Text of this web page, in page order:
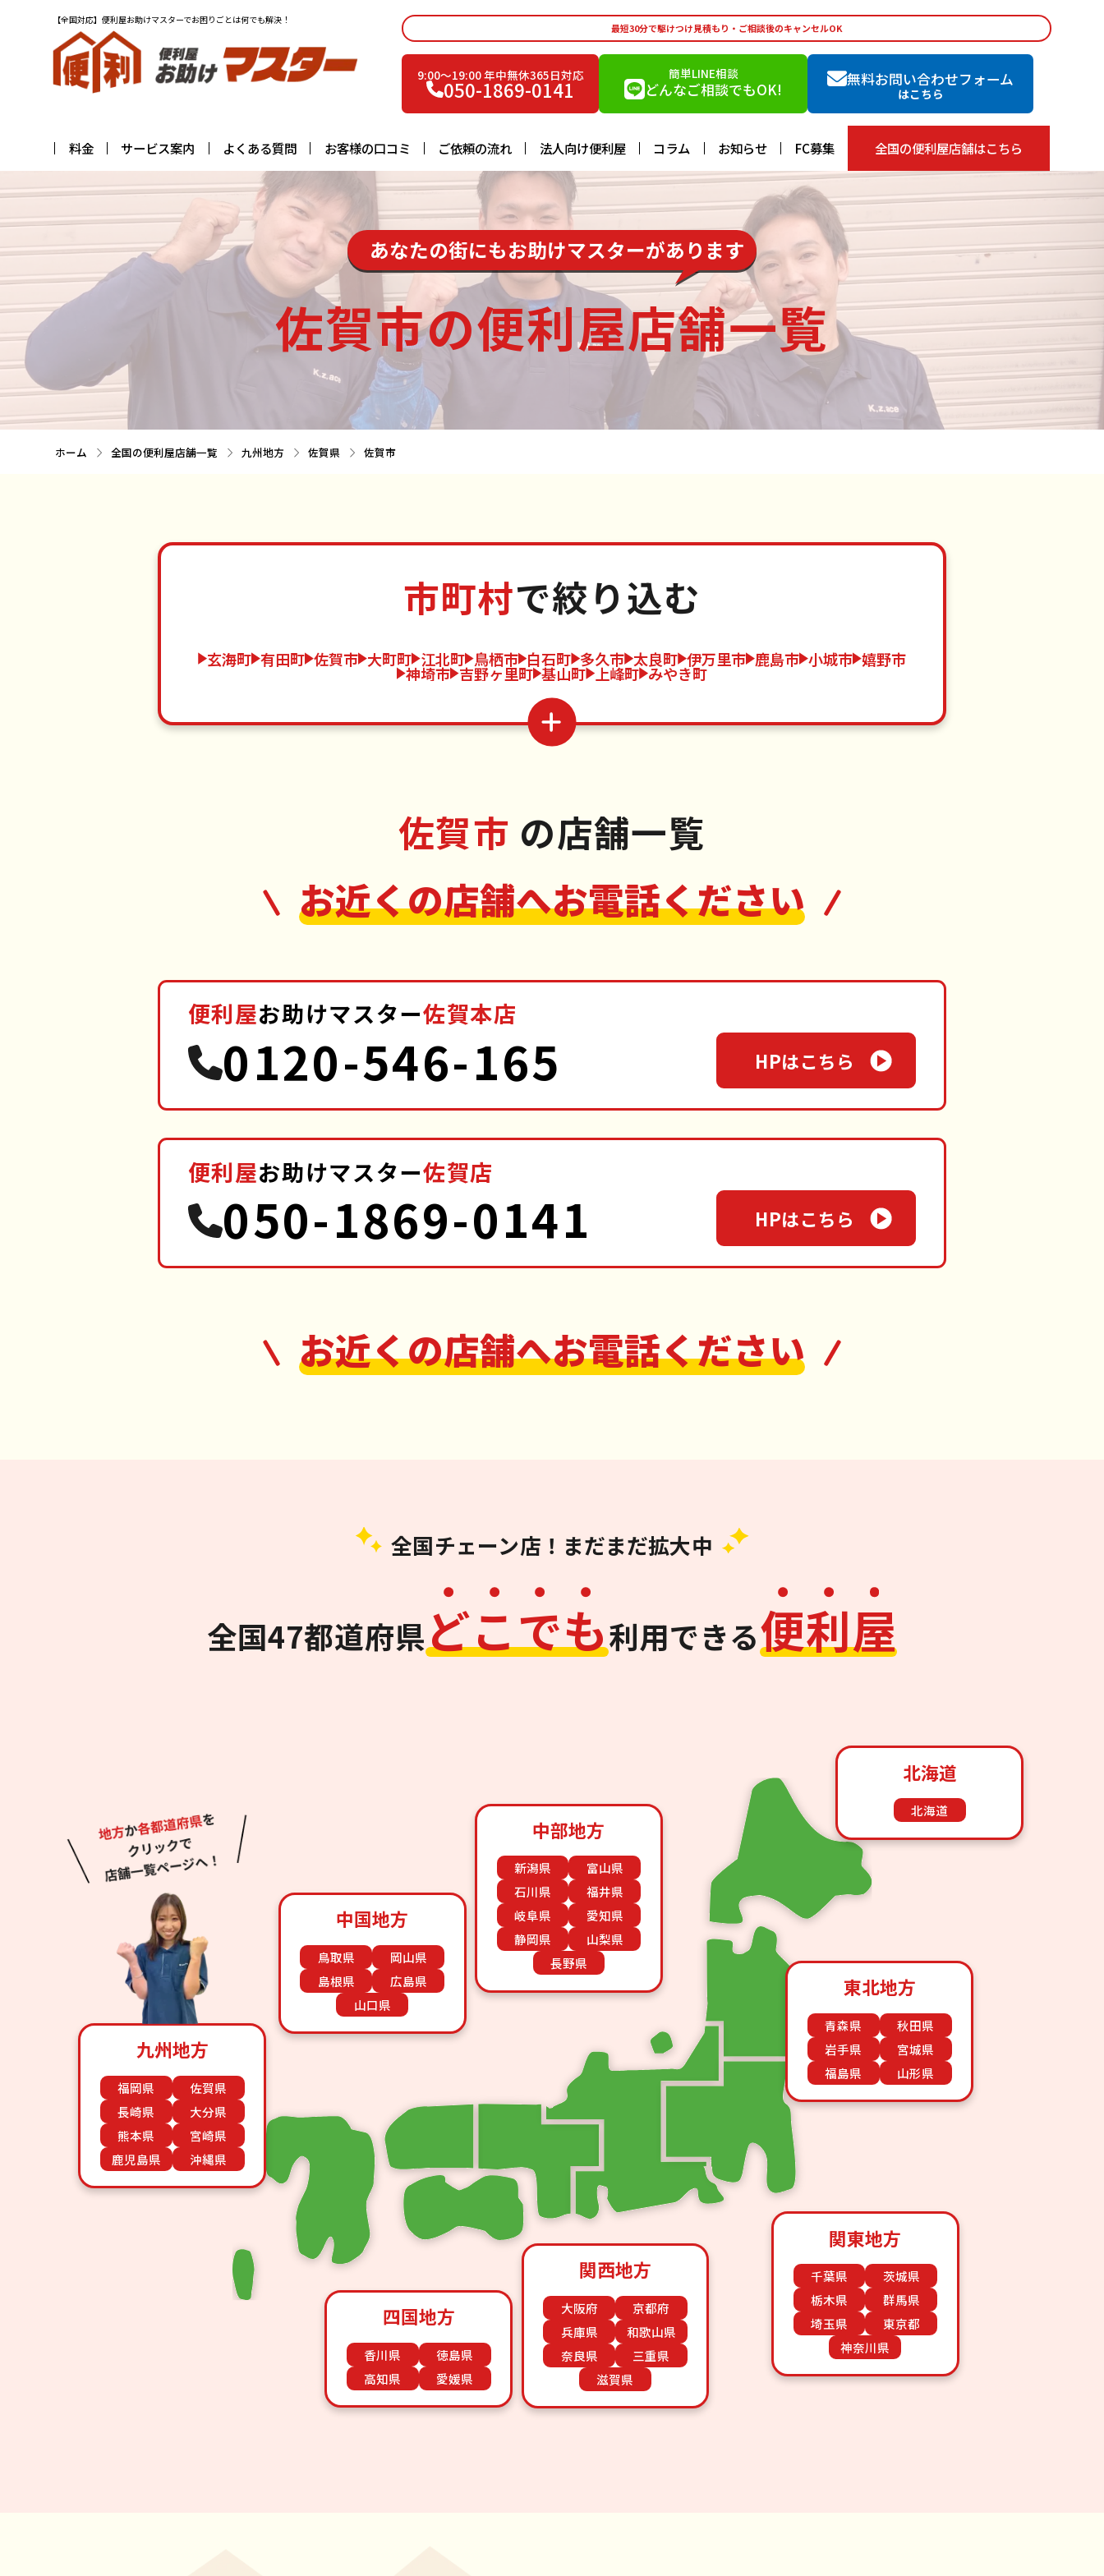
【全国対応】便利屋お助けマスターでお困りごとは何でも解決！
最短30分で駆けつけ見積もり・ご相談後のキャンセルOK
9:00〜19:00 年中無休365日対応
050-1869-0141
簡単LINE相談
どんなご相談でもOK!
無料お問い合わせフォーム
はこちら
料金 サービス案内 よくある質問 お客様の口コミ ご依頼の流れ 法人向け便利屋 コラム お知らせ FC募集 全国の便利屋店舗はこちら
あなたの街にもお助けマスターがあります
佐賀市の便利屋店舗一覧
ホーム 全国の便利屋店舗一覧 九州地方 佐賀県 佐賀市
市町村で絞り込む
玄海町 有田町 佐賀市 大町町 江北町 鳥栖市 白石町 多久市 太良町 伊万里市 鹿島市 小城市 嬉野市
神埼市 吉野ヶ里町 基山町 上峰町 みやき町
佐賀市 の店舗一覧
お近くの店舗へお電話ください
便利屋お助けマスター佐賀本店
0120-546-165 HPはこちら
便利屋お助けマスター佐賀店
050-1869-0141 HPはこちら
お近くの店舗へお電話ください
全国チェーン店！まだまだ拡大中
全国47都道府県どこでも利用できる便利屋
北海道
北海道
東北地方
青森県
秋田県
岩手県
宮城県
福島県
山形県
関東地方
千葉県
茨城県
栃木県
群馬県
埼玉県
東京都
神奈川県
中部地方
新潟県
富山県
石川県
福井県
岐阜県
愛知県
静岡県
山梨県
長野県
関西地方
大阪府
京都府
兵庫県
和歌山県
奈良県
三重県
滋賀県
四国地方
香川県
徳島県
高知県
愛媛県
中国地方
鳥取県
岡山県
島根県
広島県
山口県
九州地方
福岡県
佐賀県
長崎県
大分県
熊本県
宮崎県
鹿児島県
沖縄県